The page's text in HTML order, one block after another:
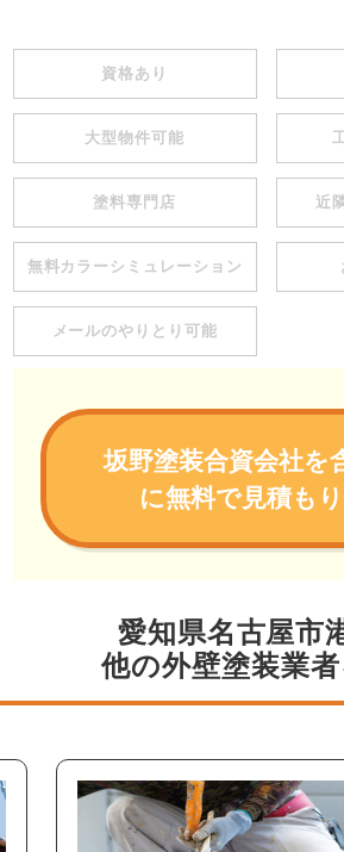
資格あり
大型物件可能
塗料専門店 近
無料カラーシミュレーション
メールのやりとり可能
坂野塗装合資会社を
に無料で見積も
愛知県名古屋市
他の外壁塗装業